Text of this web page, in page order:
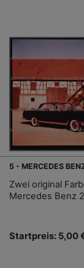
5 - MERCEDES
Zwei original
Mercedes Benz
Startpreis: 5,00